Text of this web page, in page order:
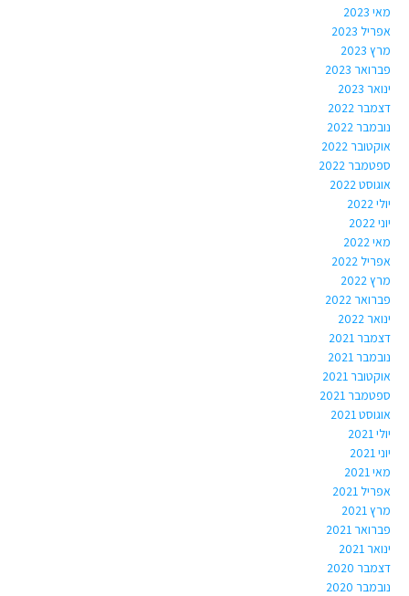
מאי 2023
אפריל 2023
מרץ 2023
פברואר 2023
ינואר 2023
דצמבר 2022
נובמבר 2022
אוקטובר 2022
ספטמבר 2022
אוגוסט 2022
יולי 2022
יוני 2022
מאי 2022
אפריל 2022
מרץ 2022
פברואר 2022
ינואר 2022
דצמבר 2021
נובמבר 2021
אוקטובר 2021
ספטמבר 2021
אוגוסט 2021
יולי 2021
יוני 2021
מאי 2021
אפריל 2021
מרץ 2021
פברואר 2021
ינואר 2021
דצמבר 2020
נובמבר 2020